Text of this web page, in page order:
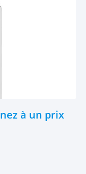
à un prix